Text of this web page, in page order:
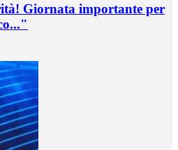
Giornata importante per